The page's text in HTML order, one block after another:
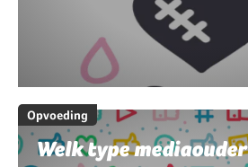
Opvoeding
Welk type